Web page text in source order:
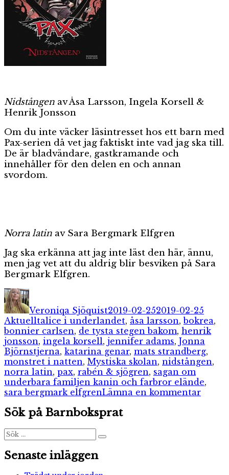
Nidstången av Åsa Larsson, Ingela Korsell &
Henrik Jonsson
Om du inte väcker läsintresset hos ett barn med
Pax-serien då vet jag faktiskt inte vad jag ska till.
De är bladvändare, gastkramande och
innehåller för den delen en och annan
svordom.
Norra latin av Sara Bergmark Elfgren
Jag ska erkänna att jag inte läst den här, ännu,
men jag vet att du aldrig blir besviken på Sara
Bergmark Elfgren.
Författare
Veroniqa Sjöquist2019-02-252019-02-25
AktuelltEtiketter
alice i underlandet, åsa larsson,bokrea,
bonnier carlsen, de tysta stegen bakom, henrik
jonsson, ingela korsell, jennifer adams, Jonna
Björnstjerna, katarina genar, mats strandberg,
monstret i natten, Mystiska skolan, nidstången,
norra latin, pax, rabén & sjögren, sagan om
underbara familjen kanin och farbror elände,
sara bergmark elfgrenLämna en kommentartill
Sök på Barnboksprat
Sök
efter:
Sök
Senaste inläggen